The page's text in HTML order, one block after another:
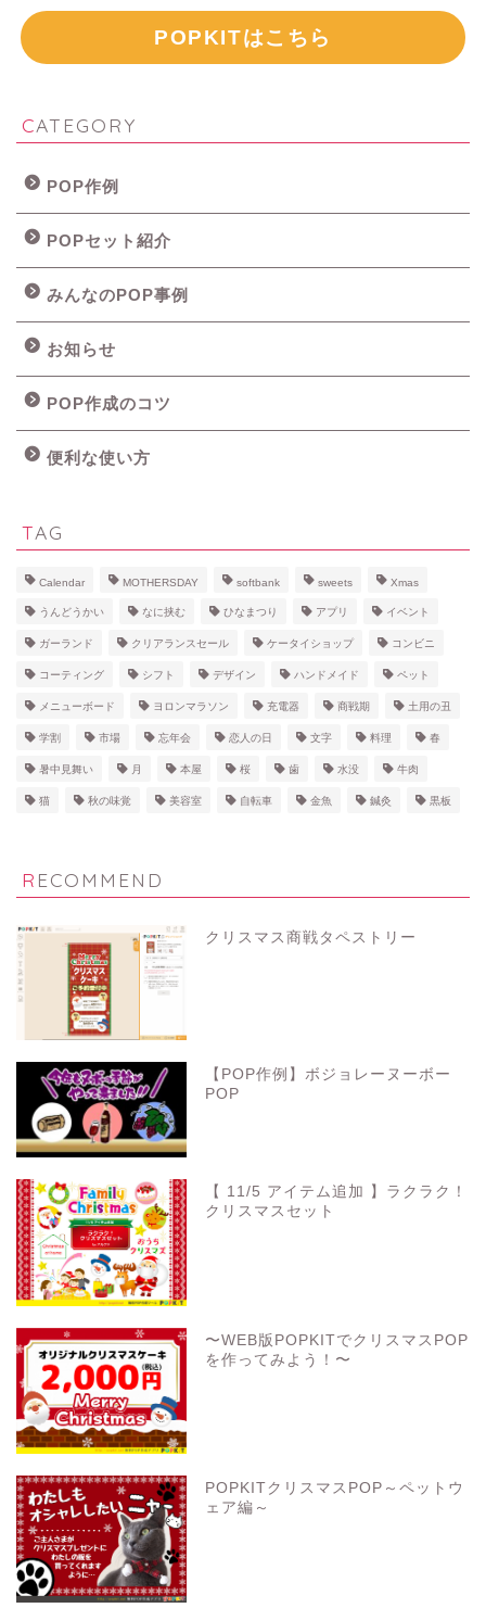
POPKITはこちら
CATEGORY
POP作例
POPセット紹介
みんなのPOP事例
お知らせ
POP作成のコツ
便利な使い方
TAG
Calendar MOTHERSDAY softbank sweets Xmas
うんどうかい なに挟む ひなまつり アプリ イベント
ガーランド クリアランスセール ケータイショップ コンビニ
コーティング シフト デザイン ハンドメイド ペット
メニューボード ヨロンマラソン 充電器 商戦期 土用の丑
学割 市場 忘年会 恋人の日 文字 料理 春
暑中見舞い 月 本屋 桜 歯 水没 牛肉
猫 秋の味覚 美容室 自転車 金魚 鍼灸 黒板
RECOMMEND
クリスマス商戦タペストリー
【POP作例】ボジョレーヌーボー
POP
【 11/5 アイテム追加 】ラクラク！
クリスマスセット
〜WEB版POPKITでクリスマスPOP
を作ってみよう！〜
POPKITクリスマスPOP～ペットウ
ェア編～